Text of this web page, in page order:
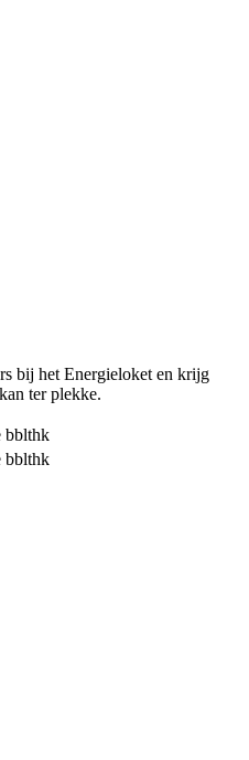
bij het Energieloket en krijg
ter plekke.
bblthk
bblthk